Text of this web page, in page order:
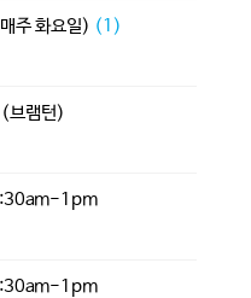
주 화요일) (1)
브램턴)
1pm
1pm